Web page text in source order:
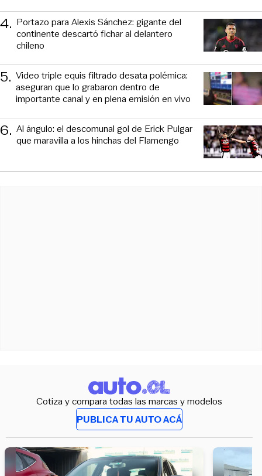
4. Portazo para Alexis Sánchez: gigante del
continente descartó fichar al delantero
chileno
5. Video triple equis filtrado desata polémica:
aseguran que lo grabaron dentro de
importante canal y en plena emisión en vivo
6. Al ángulo: el descomunal gol de Erick Pulgar
que maravilla a los hinchas del Flamengo
Cotiza y compara todas las marcas y modelos
PUBLICA TU AUTO ACÁ